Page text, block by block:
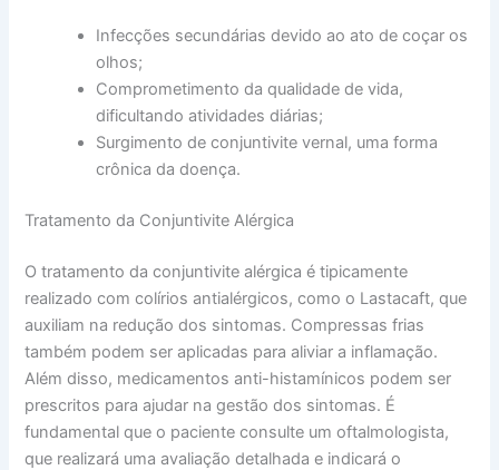
Infecções secundárias devido ao ato de coçar os
olhos;
Comprometimento da qualidade de vida,
dificultando atividades diárias;
Surgimento de conjuntivite vernal, uma forma
crônica da doença.
Tratamento da Conjuntivite Alérgica
O tratamento da conjuntivite alérgica é tipicamente
realizado com colírios antialérgicos, como o Lastacaft, que
auxiliam na redução dos sintomas. Compressas frias
também podem ser aplicadas para aliviar a inflamação.
Além disso, medicamentos anti-histamínicos podem ser
prescritos para ajudar na gestão dos sintomas. É
fundamental que o paciente consulte um oftalmologista,
que realizará uma avaliação detalhada e indicará o